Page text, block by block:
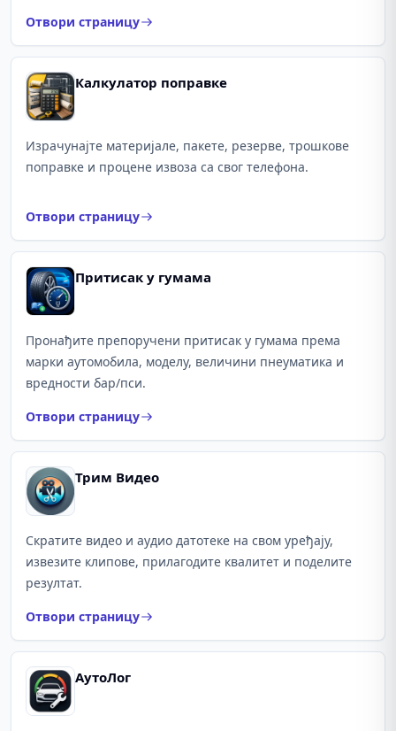
Отвори страницу
Калкулатор поправке
Израчунајте материјале, пакете, резерве, трошкове
поправке и процене извоза са свог телефона.
Отвори страницу
Притисак у гумама
Пронађите препоручени притисак у гумама према
марки аутомобила, моделу, величини пнеуматика и
вредности бар/пси.
Отвори страницу
Трим Видео
Скратите видео и аудио датотеке на свом уређају,
извезите клипове, прилагодите квалитет и поделите
резултат.
Отвори страницу
АутоЛог